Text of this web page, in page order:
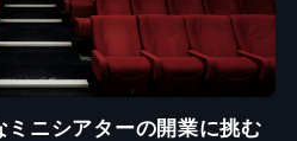
ミニシアターの開業に挑む